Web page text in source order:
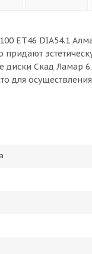
ET46 DIA54.1
диски Скад Ламар
для